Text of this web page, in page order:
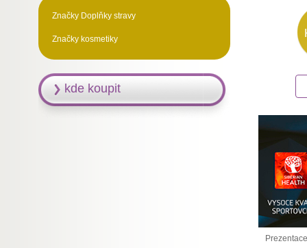
Značky Doplňky stravy
Značky kosmetiky
kde koupit